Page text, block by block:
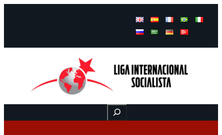
Buscar